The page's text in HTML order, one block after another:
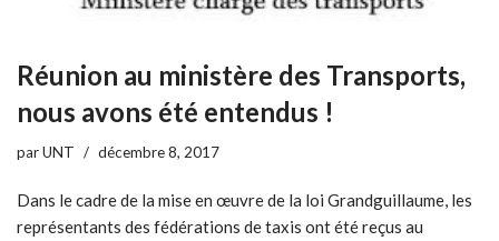
Réunion au ministère des Transports,
nous avons été entendus !
parUNT décembre 8, 2017
Dans le cadre de la mise en œuvre de la loi Grandguillaume, les
représentants des fédérations de taxis ont été reçus au